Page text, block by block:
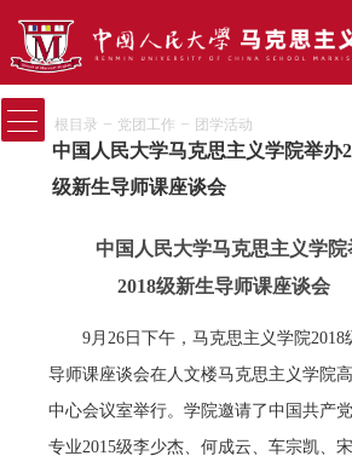
根目录 − 党团工作 − 团学活动
中国人民大学马克思主义学院举办
级新生导师课座谈会
中国人民大学马克思主义学院
2018级新生导师课座谈会
9月26日下午，马克思主义学院2018
导师课座谈会在人文楼马克思主义学院
中心会议室举行。学院邀请了中国共产
专业2015级李少杰、何成云、车宗凯、